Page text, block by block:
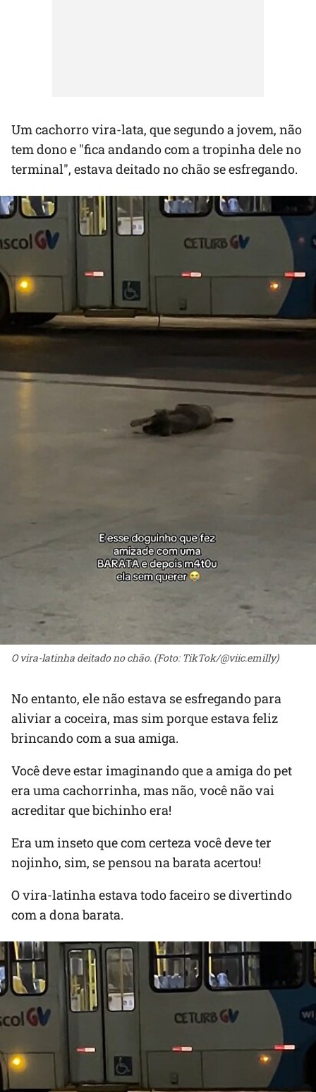
Um cachorro vira-lata, que segundo a jovem, não
tem dono e "fica andando com a tropinha dele no
terminal", estava deitado no chão se esfregando.
O vira-latinha deitado no chão. (Foto: TikTok/@viic.emilly)
No entanto, ele não estava se esfregando para
aliviar a coceira, mas sim porque estava feliz
brincando com a sua amiga.
Você deve estar imaginando que a amiga do pet
era uma cachorrinha, mas não, você não vai
acreditar que bichinho era!
Era um inseto que com certeza você deve ter
nojinho, sim, se pensou na barata acertou!
O vira-latinha estava todo faceiro se divertindo
com a dona barata.